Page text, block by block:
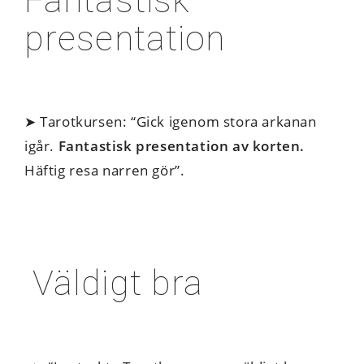
presentation
➤ Tarotkursen: “Gick igenom stora arkanan
igår. Fantastisk presentation av korten.
Häftig resa narren gör”.
Väldigt bra